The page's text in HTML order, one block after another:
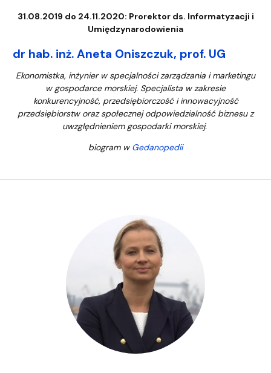
31.08.2019 do 24.11.2020: Prorektor ds. Informatyzacji i
Umiędzynarodowienia
dr hab. inż. Aneta Oniszczuk, prof. UG
Ekonomistka, inżynier w specjalności zarządzania i marketingu
w gospodarce morskiej. Specjalista w zakresie
konkurencyjność, przedsiębiorczość i innowacyjność
przedsiębiorstw oraz społecznej odpowiedzialność biznesu z
uwzględnieniem gospodarki morskiej.
biogram w Gedanopedii